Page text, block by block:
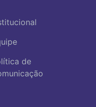
de